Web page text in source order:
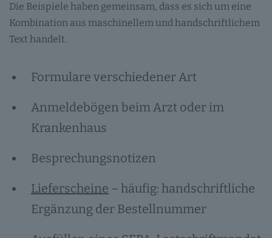
Die Beispiele haben gemeinsam, dass es sich um eine
Kombination aus maschinellem und handschriftlichem
Text handelt.
Formulare verschiedener Art
Anmeldebögen beim Arzt oder im
Krankenhaus
Besprechungsnotizen
Lieferscheine – häufig: handschriftliche
Ergänzung der Bestellnummer